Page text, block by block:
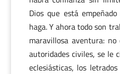
Dios que está
haga. Y ahora todo son
maravillosa aventura:
autoridades civiles, se le
eclesiásticas, los